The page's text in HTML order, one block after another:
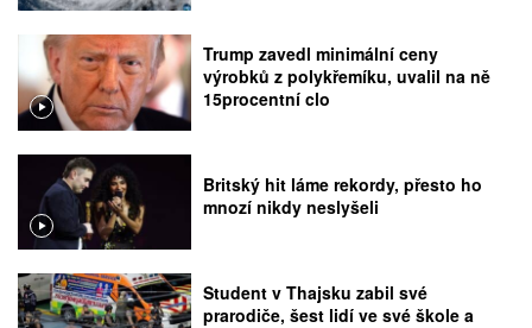
Trump zavedl minimální ceny
výrobků z polykřemíku, uvalil na ně
15procentní clo
Britský hit láme rekordy, přesto ho
mnozí nikdy neslyšeli
Student v Thajsku zabil své
prarodiče, šest lidí ve své škole a